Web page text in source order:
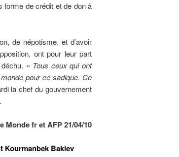
forme de crédit et de don à
de népotisme, et d’avoir
ont pour leur part
« Tous ceux qui ont
pour ce sadique. Ce
la chef du gouvernement
Monde fr et AFP 21/04/10
Kourmanbek Bakiev